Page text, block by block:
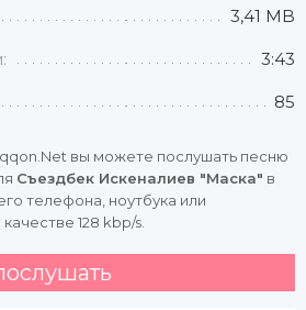
3,41 MB
3:43
85
вы можете послушать песню
Съездбек Искеналиев "Маска" в
телефона, ноутбука или
128 kbp/s.